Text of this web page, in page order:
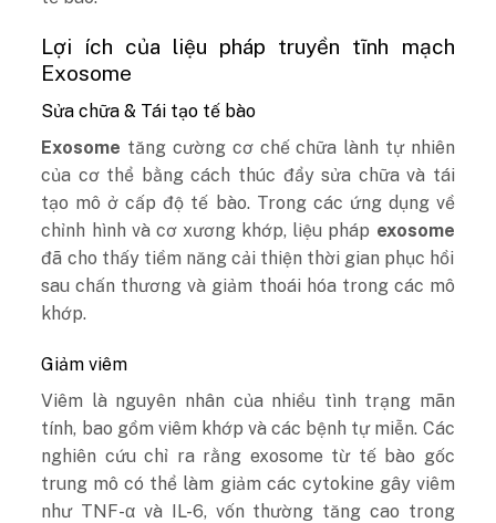
Lợi ích của liệu pháp truyền tĩnh mạch
Exosome
Sửa chữa & Tái tạo tế bào
Exosome tăng cường cơ chế chữa lành tự nhiên
của cơ thể bằng cách thúc đẩy sửa chữa và tái
tạo mô ở cấp độ tế bào. Trong các ứng dụng về
chỉnh hình và cơ xương khớp, liệu pháp exosome
đã cho thấy tiềm năng cải thiện thời gian phục hồi
sau chấn thương và giảm thoái hóa trong các mô
khớp.
Giảm viêm
Viêm là nguyên nhân của nhiều tình trạng mãn
tính, bao gồm viêm khớp và các bệnh tự miễn. Các
nghiên cứu chỉ ra rằng exosome từ tế bào gốc
trung mô có thể làm giảm các cytokine gây viêm
như TNF-α và IL-6, vốn thường tăng cao trong